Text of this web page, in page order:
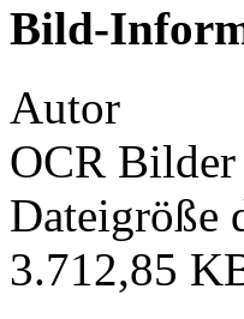
Bild-
Autor
OCR Bilder
Dateigröße
3.712,85